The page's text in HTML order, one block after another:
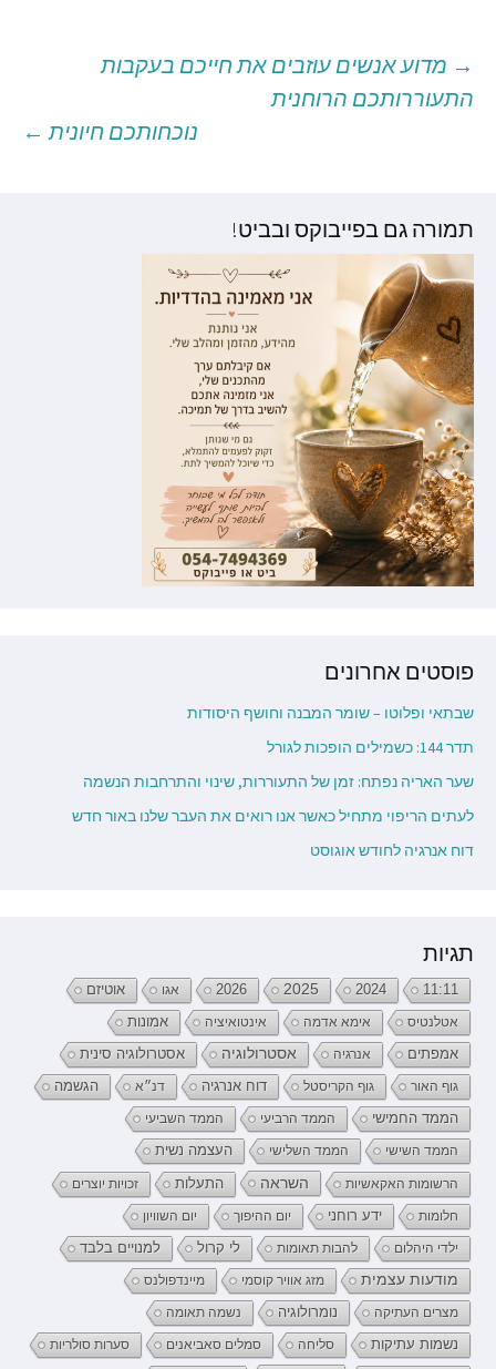
ניווט
→ מדוע אנשים עוזבים את חייכם בעקבות
התעוררותכם הרוחנית
נוכחותכם חיונית ←
תמורה גם בפייבוקס ובביט!
פוסטים אחרונים
שבתאי ופלוטו – שומר המבנה וחושף היסודות
תדר 144: כשמילים הופכות לגורל
שער האריה נפתח: זמן של התעוררות, שינוי והתרחבות הנשמה
לעתים הריפוי מתחיל כאשר אנו רואים את העבר שלנו באור חדש
דוח אנרגיה לחודש אוגוסט
תגיות
11:11
2024
2025
2026 אגו אוטיזם
אטלנטיס אימא אדמה אינטואיציה אמונות
אמפתים אנרגיה אסטרולוגיה אסטרולוגיה סינית
גוף האור גוף הקריסטל דוח אנרגיה דנ״א הגשמה
הממד החמישי הממד הרביעי הממד השביעי
הממד השישי הממד השלישי העצמה נשית
הרשומות האקאשיות השראה התעלות זכויות יוצרים
חלומות ידע רוחני יום ההיפוך יום השוויון
ילדי היהלום להבות תאומות לי קרול למנויים בלבד
מודעות עצמית מזג אוויר קוסמי מיינדפולנס
מצרים העתיקה נומרולוגיה נשמה תאומה
נשמות עתיקות סליחה סמלים סאביאנים סערות סולריות